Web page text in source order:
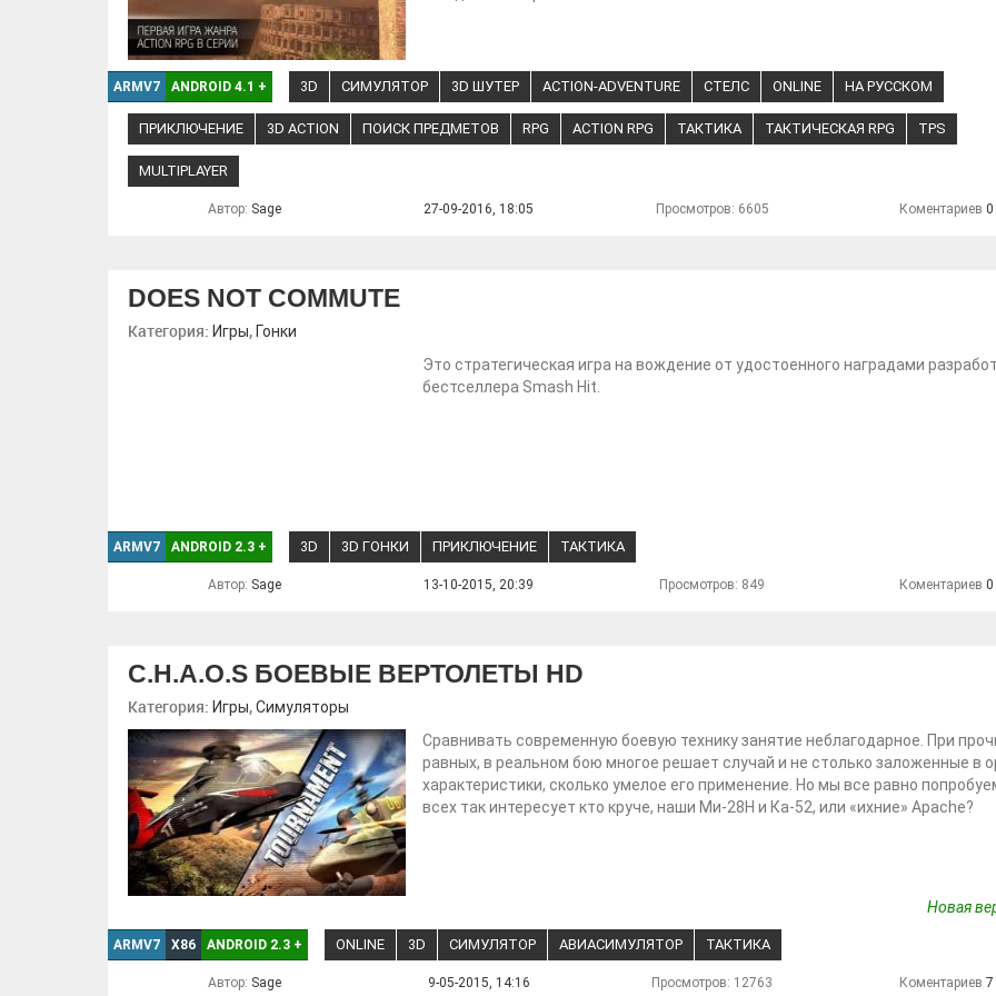
ARMV7 ANDROID 4.1 + 3D СИМУЛЯТОР 3D ШУТЕР ACTION-ADVENTURE СТЕЛС ONLINE НА РУССКОМ
ПРИКЛЮЧЕНИЕ 3D ACTION ПОИСК ПРЕДМЕТОВ RPG ACTION RPG ТАКТИКА ТАКТИЧЕСКАЯ RPG TPS
MULTIPLAYER
Автор: Sage 27-09-2016, 18:05 Просмотров: 6605 Коментариев 0
DOES NOT COMMUTE
Категория: Игры, Гонки
Это стратегическая игра на вождение от удостоенного наградами
бестселлера Smash Hit.
ARMV7 ANDROID 2.3 + 3D 3D ГОНКИ ПРИКЛЮЧЕНИЕ ТАКТИКА
Автор: Sage 13-10-2015, 20:39 Просмотров: 849 Коментариев 0
C.H.A.O.S БОЕВЫЕ ВЕРТОЛЕТЫ HD
Категория: Игры,Симуляторы
Сравнивать современную боевую технику занятие неблагодарное. При
равных, в реальном бою многое решает случай и не столько заложенные в
характеристики, сколько умелое его применение. Но мы все равно
всех так интересует кто круче, наши Ми-28Н и Ка-52, или «ихние» Apache?
Новая
ARMV7 X86 ANDROID 2.3 + ONLINE 3D СИМУЛЯТОР АВИАСИМУЛЯТОР ТАКТИКА
Автор: Sage 9-05-2015, 14:16 Просмотров: 12763 Коментариев 7